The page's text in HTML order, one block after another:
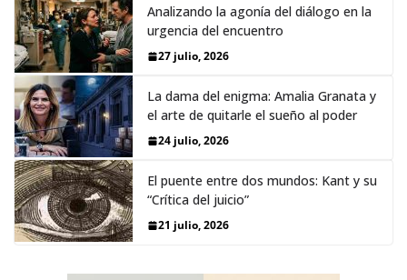
Analizando la agonía del diálogo en la
urgencia del encuentro
27 julio, 2026
La dama del enigma: Amalia Granata y
el arte de quitarle el sueño al poder
24 julio, 2026
El puente entre dos mundos: Kant y su
“Crítica del juicio”
21 julio, 2026